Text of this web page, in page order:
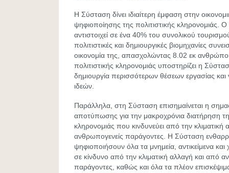
Η Σύσταση δίνει ιδιαίτερη έμφαση στην
ψηφιοποίησης της πολιτιστικής κληρονομιάς. Ο
αντιστοιχεί σε ένα 40% του συνολικού
πολιτιστικές και δημιουργικές βιομηχανίες
οικονομία της, απασχολώντας 8.02 εκ
πολιτιστικής κληρονομιάς υποστηρίζει η
δημιουργία περισσότερων θέσεων εργασίας και
ιδεών.
Παράλληλα, στη Σύσταση επισημαίνεται η
αποτύπωσης για την μακροχρόνια διατήρηση
κληρονομιάς που κινδυνεύει από την κλιματική
ανθρωπογενείς παράγοντες. Η Σύσταση
ψηφιοποιήσουν όλα τα μνημεία, αντικείμενα
σε κίνδυνο από την κλιματική αλλαγή και από
παράγοντες, καθώς και όλα τα πλέον